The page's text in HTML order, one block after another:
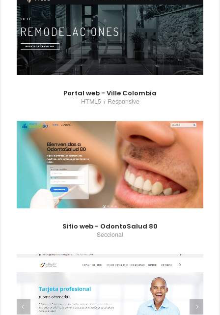
Portal web - Ville Colombia
HTML5 + Responsive
Sitio web - OdontoSalud 80
Seccional